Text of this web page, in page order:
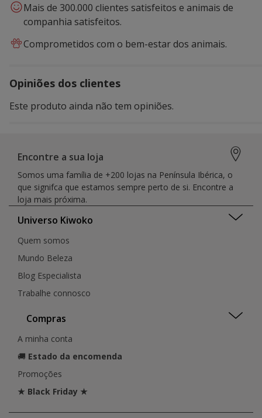
Mais de 300.000 clientes satisfeitos e animais de
companhia satisfeitos.
Comprometidos com o bem-estar dos animais.
Opiniões dos clientes
Este produto ainda não tem opiniões.
Encontre a sua loja
Somos uma família de +200 lojas na Península Ibérica, o
que signifca que estamos sempre perto de si. Encontre a
loja mais próxima.
Universo Kiwoko
Quem somos
Mundo Beleza
Blog Especialista
Trabalhe connosco
Compras
A minha conta
🚚 Estado da encomenda
Promoções
★ Black Friday ★